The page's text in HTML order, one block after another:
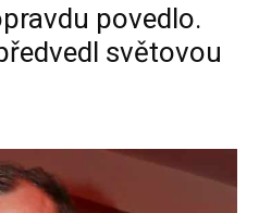
povedlo.
světovou